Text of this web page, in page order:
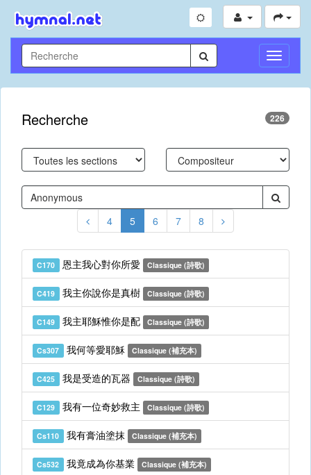
Toggle
Recherche 226
4 5 6 7 8
C170 恩主我心對你所愛 Classique (詩歌)
C419 我主你說你是真樹 Classique (詩歌)
C149 我主耶穌惟你是配 Classique (詩歌)
Cs307 我何等愛耶穌 Classique (補充本)
C425 我是受造的瓦器 Classique (詩歌)
C129 我有一位奇妙救主 Classique (詩歌)
Cs110 我有膏油塗抹 Classique (補充本)
Cs532 我竟成為你基業 Classique (補充本)